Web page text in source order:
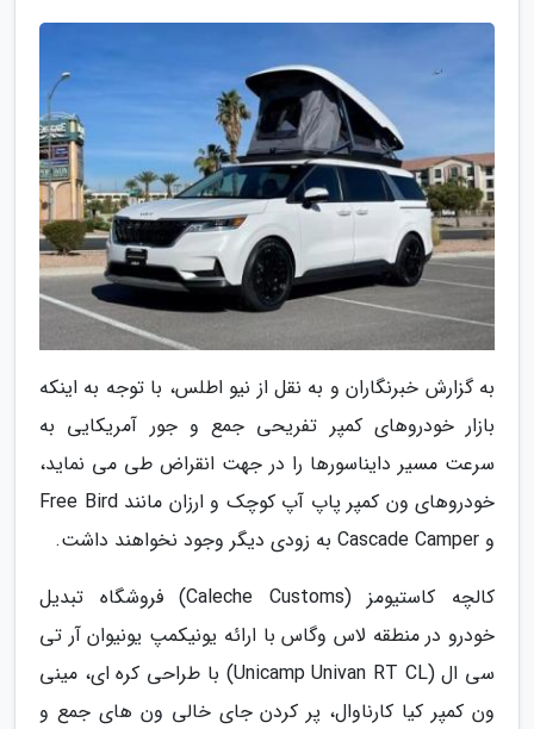
به گزارش خبرنگاران و به نقل از نیو اطلس، با توجه به اینکه
بازار خودروهای کمپر تفریحی جمع و جور آمریکایی به
سرعت مسیر دایناسورها را در جهت انقراض طی می نماید،
خودروهای ون کمپر پاپ آپ کوچک و ارزان مانند Free Bird
و Cascade Camper به زودی دیگر وجود نخواهند داشت.
کالچه کاستیومز (Caleche Customs) فروشگاه تبدیل
خودرو در منطقه لاس وگاس با ارائه یونیکمپ یونیوان آر تی
سی ال (Unicamp Univan RT CL) با طراحی کره ای، مینی
ون کمپر کیا کارناوال، پر کردن جای خالی ون های جمع و